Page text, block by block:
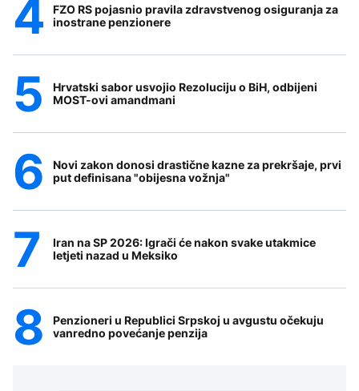
FZO RS pojasnio pravila zdravstvenog osiguranja za
inostrane penzionere
Hrvatski sabor usvojio Rezoluciju o BiH, odbijeni
MOST-ovi amandmani
Novi zakon donosi drastične kazne za prekršaje, prvi
put definisana "obijesna vožnja"
Iran na SP 2026: Igrači će nakon svake utakmice
letjeti nazad u Meksiko
Penzioneri u Republici Srpskoj u avgustu očekuju
vanredno povećanje penzija